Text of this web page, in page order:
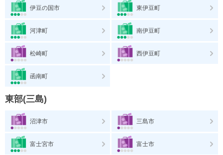
伊豆の国市 東伊豆町
河津町 南伊豆町
松崎町 西伊豆町
函南町
東部(三島)
沼津市 三島市
富士宮市 富士市